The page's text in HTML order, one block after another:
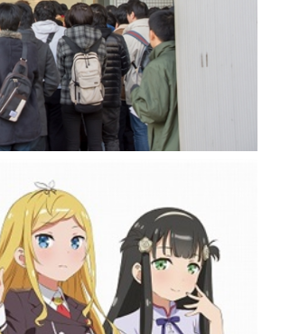
TVアニメ『戦隊大失格』
radio 大直会 2nd season
ハイキュー!! 烏野高